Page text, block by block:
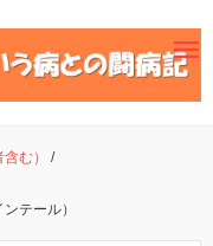
む）
/
テール）